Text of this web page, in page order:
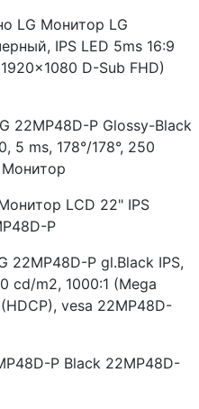
LG Монитор LG
IPS LED 5ms 16:9
D-Sub FHD)
22MP48D-P Glossy-Black
5 ms, 178°/178°, 250
Монитор
LCD 22" IPS
P
22MP48D-P gl.Black IPS,
cd/m2, 1000:1 (Mega
vesa 22MP48D-
P Black 22MP48D-